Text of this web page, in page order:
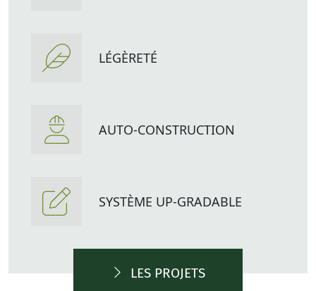
LÉGÈRETÉ
AUTO-CONSTRUCTION
SYSTÈME UP-GRADABLE
LES PROJETS